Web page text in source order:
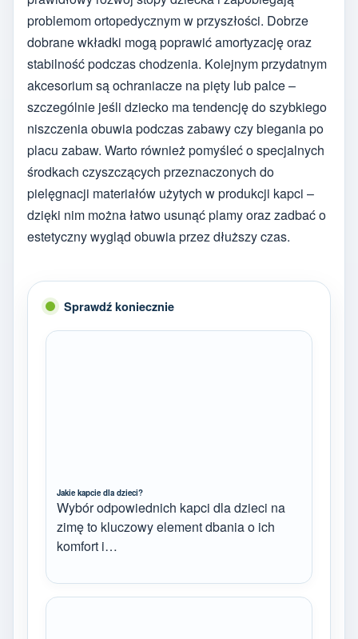
problemom ortopedycznym w przyszłości. Dobrze
dobrane wkładki mogą poprawić amortyzację oraz
stabilność podczas chodzenia. Kolejnym przydatnym
akcesorium są ochraniacze na pięty lub palce –
szczególnie jeśli dziecko ma tendencję do szybkiego
niszczenia obuwia podczas zabawy czy biegania po
placu zabaw. Warto również pomyśleć o specjalnych
środkach czyszczących przeznaczonych do
pielęgnacji materiałów użytych w produkcji kapci –
dzięki nim można łatwo usunąć plamy oraz zadbać o
estetyczny wygląd obuwia przez dłuższy czas.
Sprawdź koniecznie
Jakie kapcie dla dzieci?
Wybór odpowiednich kapci dla dzieci na
zimę to kluczowy element dbania o ich
komfort i…